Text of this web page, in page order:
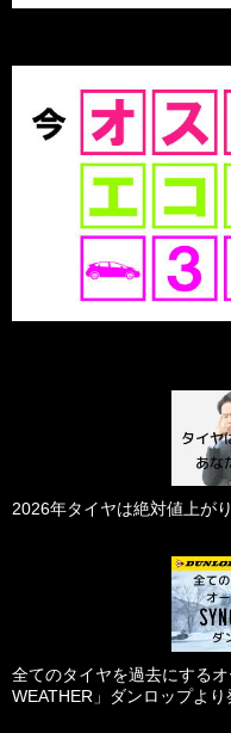
2026年タイヤは絶対値上が
全てのタイヤを過去にする
WEATHER」ダンロップより